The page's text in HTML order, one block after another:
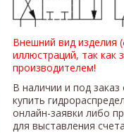
Внешний вид изделия
иллюстраций, так как
производителем!
В наличии и под
купить
онлайн-заявки либо
для выставления